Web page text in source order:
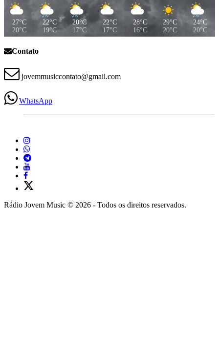
27°C
20°C
22°C
19°C
20°C
17°C
22°C
17°C
28°C
16°C
29°C
20°C
24°C
20°C
Contato
jovemmusiccontato@gmail.com
WhatsApp
Rádio Jovem Music © 2026 - Todos os direitos reservados.